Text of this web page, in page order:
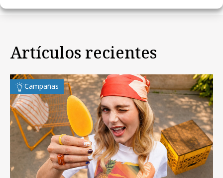
Artículos recientes
Campañas